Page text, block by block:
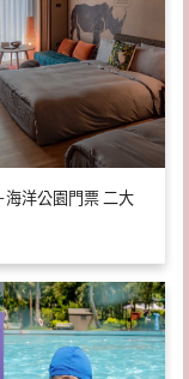
洋公園門票 二大